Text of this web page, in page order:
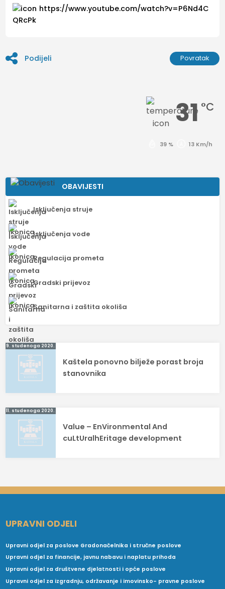
https://www.youtube.com/watch?v=P6Nd4C
QRcPk
Podijeli Povratak
31 °C
39 % 13 Km/h
OBAVIJESTI
Isključenja struje
Isključenja vode
Regulacija prometa
Gradski prijevoz
Sanitarna i zaštita okoliša
Navigacija
objava
9. studenoga 2020.
Kaštela ponovno bilježe porast broja
stanovnika
11. studenoga 2020.
Value – EnVironmental And
cuLtUralhEritage development
UPRAVNI ODJELI
Upravni odjel za poslove Gradonačelnika i stručne poslove
Upravni odjel za financije, javnu nabavu i naplatu prihoda
Upravni odjel za društvene djelatnosti i opće poslove
Upravni odjel za izgradnju, održavanje i imovinsko- pravne poslove